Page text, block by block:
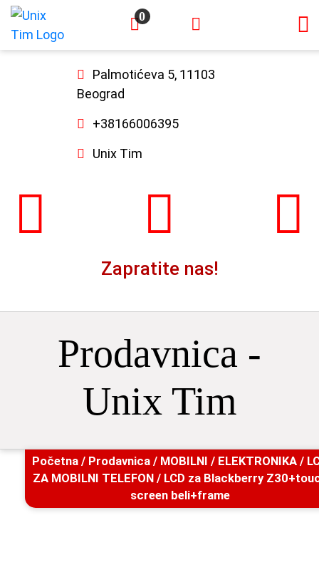
×
0
Palmotićeva 5, 11103
Beograd
+38166006395
Unix Tim
Zapratite nas!
Prodavnica -
Unix Tim
Početna / Prodavnica / MOBILNI / ELEKTRONIKA /
ZA MOBILNI TELEFON / LCD za Blackberry
screen beli+frame